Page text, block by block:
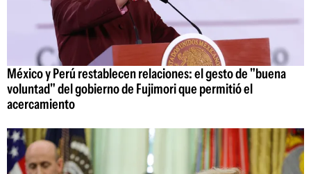
México y Perú restablecen relaciones: el gesto de "buena
voluntad" del gobierno de Fujimori que permitió el
acercamiento